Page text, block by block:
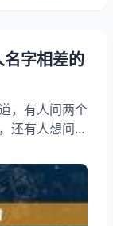
字相差的
，有人问两个
还有人想问家
？其实相生相
人名字相差的
！ 几画和几
数代表的意